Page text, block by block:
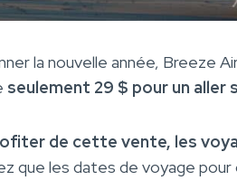
la nouvelle année, Breeze
seulement 29 $ pour un aller
de cette vente, les
que les dates de voyage